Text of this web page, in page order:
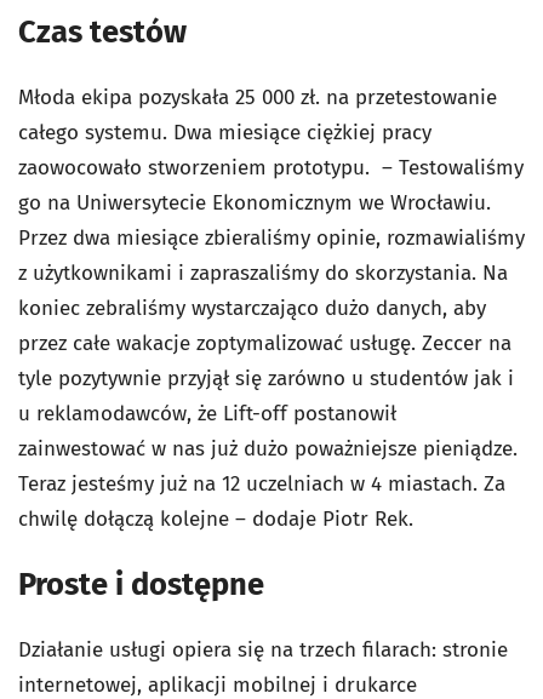
Czas testów
Młoda ekipa pozyskała 25 000 zł. na przetestowanie
całego systemu. Dwa miesiące ciężkiej pracy
zaowocowało stworzeniem prototypu. – Testowaliśmy
go na Uniwersytecie Ekonomicznym we Wrocławiu.
Przez dwa miesiące zbieraliśmy opinie, rozmawialiśmy
z użytkownikami i zapraszaliśmy do skorzystania. Na
koniec zebraliśmy wystarczająco dużo danych, aby
przez całe wakacje zoptymalizować usługę. Zeccer na
tyle pozytywnie przyjął się zarówno u studentów jak i
u reklamodawców, że Lift-off postanowił
zainwestować w nas już dużo poważniejsze pieniądze.
Teraz jesteśmy już na 12 uczelniach w 4 miastach. Za
chwilę dołączą kolejne – dodaje Piotr Rek.
Proste i dostępne
Działanie usługi opiera się na trzech filarach: stronie
internetowej, aplikacji mobilnej i drukarce